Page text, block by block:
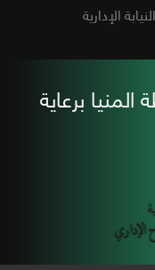
الإدارية
المنيا برعاية